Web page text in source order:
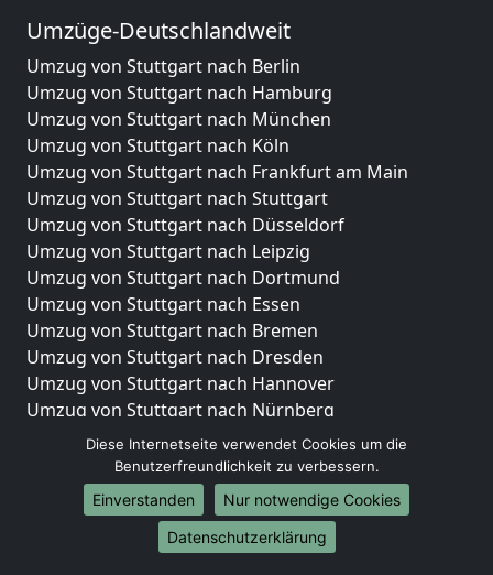
Umzüge-Deutschlandweit
Umzug von Stuttgart nach Berlin
Umzug von Stuttgart nach Hamburg
Umzug von Stuttgart nach München
Umzug von Stuttgart nach Köln
Umzug von Stuttgart nach Frankfurt am Main
Umzug von Stuttgart nach Stuttgart
Umzug von Stuttgart nach Düsseldorf
Umzug von Stuttgart nach Leipzig
Umzug von Stuttgart nach Dortmund
Umzug von Stuttgart nach Essen
Umzug von Stuttgart nach Bremen
Umzug von Stuttgart nach Dresden
Umzug von Stuttgart nach Hannover
Umzug von Stuttgart nach Nürnberg
Umzug von Stuttgart nach Duisburg
Umzug von Stuttgart nach Bochum
Umzug von Stuttgart nach Wuppertal
Umzug von Stuttgart nach Bielefeld
Umzug von Stuttgart nach Bonn
Diese Internetseite verwendet Cookies um die
Benutzerfreundlichkeit zu verbessern.
Einverstanden
Nur notwendige Cookies
Datenschutzerklärung